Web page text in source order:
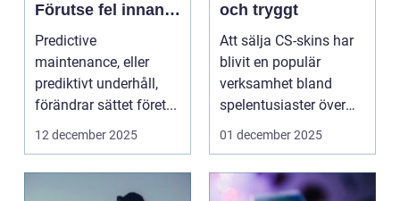
Förutse fel innan
de uppstår med
hjälp av sensorer
Predictive
maintenance, eller
prediktivt underhåll,
förändrar sättet föret...
12 december 2025
och tryggt
Att sälja CS-skins har
blivit en populär
verksamhet bland
spelentusiaster över
hela v...
01 december 2025